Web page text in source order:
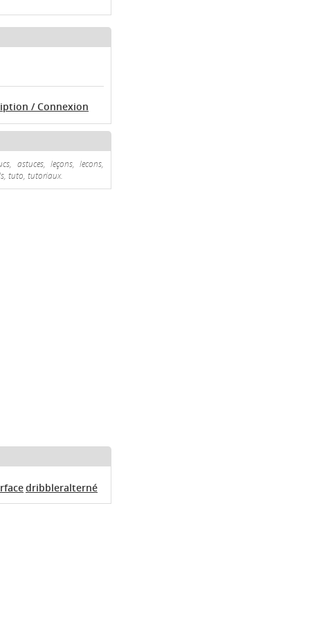
/ Connexion
astuces, leçons, lecons,
tuto, tutoriaux.
dribbleralterné